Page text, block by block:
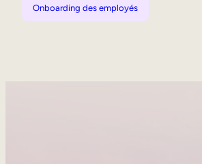
Onboarding des employés